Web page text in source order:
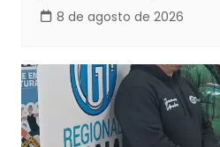
8 de agosto de 2026